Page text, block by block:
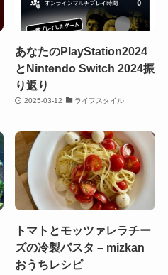
あなたのPlayStation2024
とNintendo Switch 2024振
り返り
2025-03-12 ライフスタイル
トマトとモッツァレラチー
ズの冷製パスタ – mizkan
おうちレシピ